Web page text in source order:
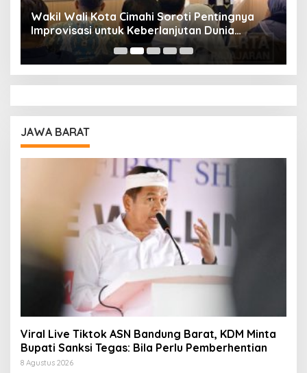
Wakil Wali Kota Cimahi Soroti Pentingnya
Improvisasi untuk Keberlanjutan Dunia
Pendidikan
JAWA BARAT
Viral Live Tiktok ASN Bandung Barat, KDM Minta
Bupati Sanksi Tegas: Bila Perlu Pemberhentian
8 Agustus 2026